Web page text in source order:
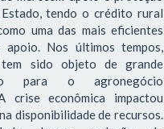
tendo o crédito rural
uma das mais eficientes
Nos últimos tempos,
sido objeto de grande
para o agronegócio
crise econômica impactou
disponibilidade de recursos.